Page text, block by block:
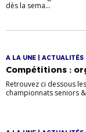
dès la sema...
A LA UNE | ACTUALITÉS
Compétitions :
Retrouvez ci dessous
championnats seniors